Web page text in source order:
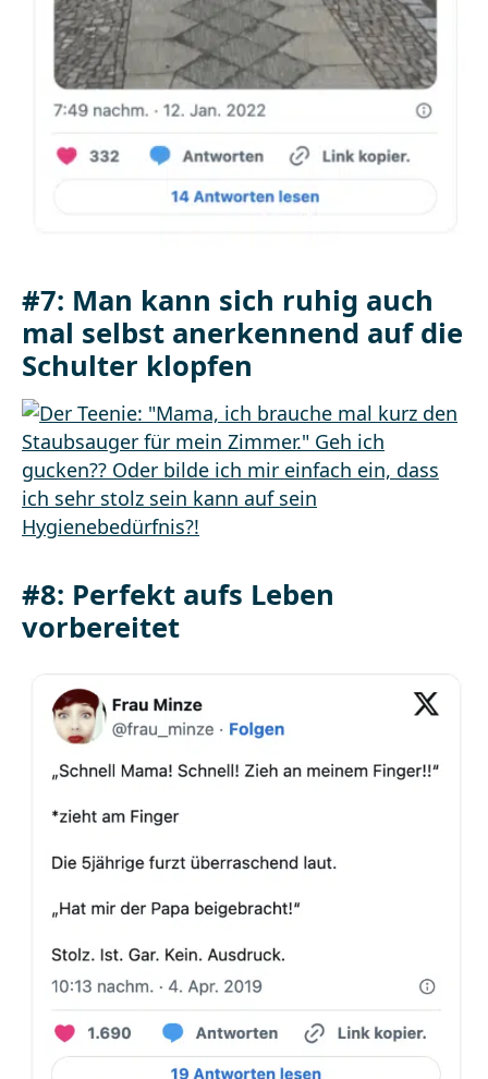
#7: Man kann sich ruhig auch
mal selbst anerkennend auf die
Schulter klopfen
#8: Perfekt aufs Leben
vorbereitet